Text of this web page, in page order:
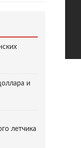
и
летчика